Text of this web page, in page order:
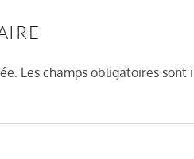
Les champs obligatoires sont